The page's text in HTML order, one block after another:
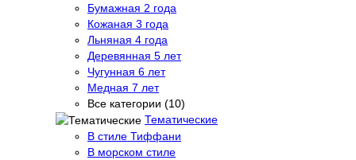
Бумажная 2 года
Кожаная 3 года
Льняная 4 года
Деревянная 5 лет
Чугунная 6 лет
Медная 7 лет
Все категории (10)
Тематические
В стиле Тиффани
В морском стиле